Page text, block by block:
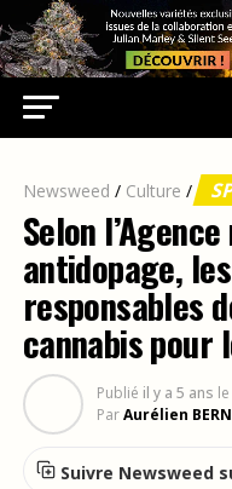
Newsweed / Culture /
Selon
antidopage,
responsables
cannabis pour
Publié il y a 5 ans le
ParAurélien
Suivre Newsweed